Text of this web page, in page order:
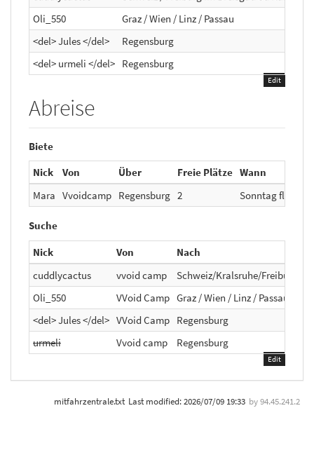
Oli_550
Graz / Wien / Linz / Passau
<del> Jules </del>
Regensburg
<del> urmeli </del> Regensburg
Edit
Abreise
Biete
Nick
Von Über Freie Plätze Wann
Mara Vvoidcamp Regensburg 2 Sonntag flexibel
Suche
Nick
Von
Nach
cuddlycactus
vvoid camp
Schweiz/Kralsruhe/Freiburg
Oli_550
VVoid Camp Graz / Wien / Linz / Passau
<del> Jules </del> VVoid Camp Regensburg
urmeli
Vvoid camp Regensburg
Edit
mitfahrzentrale.txt Last modified:2026/07/09 19:33 by94.45.241.2